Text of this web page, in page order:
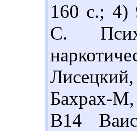
160 с.; 4)
С.
Бахрах-
В14